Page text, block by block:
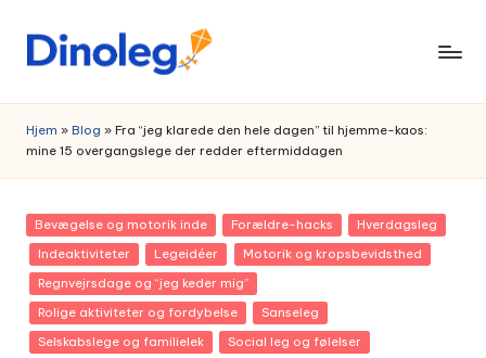
content
Hjem » Blog » Fra “jeg klarede den hele dagen” til hjemme-kaos:
mine 15 overgangslege der redder eftermiddagen
Posted
in
Bevægelse og motorik inde Forældre-hacks
Hverdagsleg
Indeaktiviteter
Legeidéer
Motorik og kropsbevidsthed
Regnvejrsdage og “jeg keder mig”
Rolige aktiviteter og fordybelse
Sanseleg
Selskabslege og familielek
Social leg og følelser